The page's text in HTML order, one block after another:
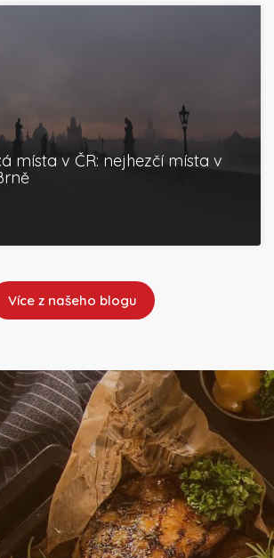
místa v ČR: nejhezčí místa v
Více z našeho blogu